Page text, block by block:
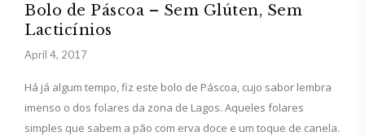
Bolo de Páscoa – Sem Glúten, Sem
Lacticínios
April 4, 2017
Há já algum tempo, fiz este bolo de Páscoa, cujo sabor lembra
imenso o dos folares da zona de Lagos. Aqueles folares
simples que sabem a pão com erva doce e um toque de canela.